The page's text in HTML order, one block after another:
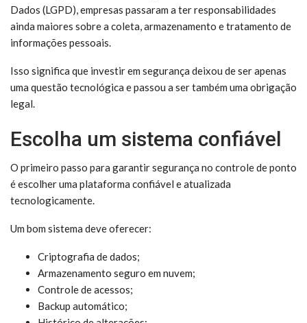
Dados (LGPD), empresas passaram a ter responsabilidades
ainda maiores sobre a coleta, armazenamento e tratamento de
informações pessoais.
Isso significa que investir em segurança deixou de ser apenas
uma questão tecnológica e passou a ser também uma obrigação
legal.
Escolha um sistema confiável
O primeiro passo para garantir segurança no controle de ponto
é escolher uma plataforma confiável e atualizada
tecnologicamente.
Um bom sistema deve oferecer:
Criptografia de dados;
Armazenamento seguro em nuvem;
Controle de acessos;
Backup automático;